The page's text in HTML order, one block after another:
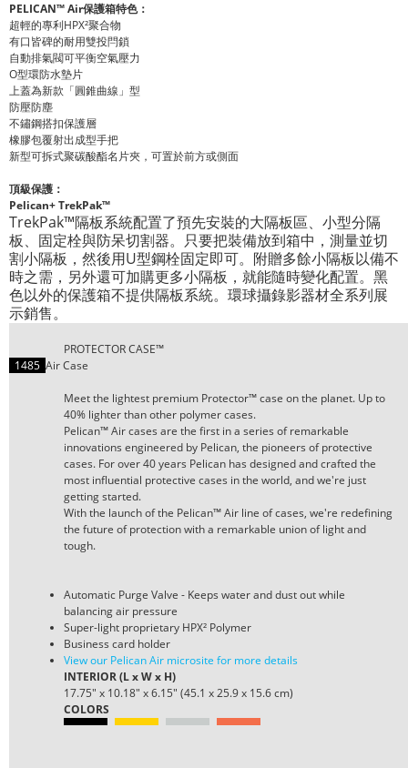
PELICAN™ Air保護箱特色：
超輕的專利 HPX²聚合物
有口皆碑的耐用雙投閂鎖
自動排氣閥可平衡空氣壓力
O型環防水墊片
上蓋為新款「圓錐曲線」型
防壓防塵
不鏽鋼搭扣保護層
橡膠包覆射出成型手把
新型可拆式聚碳酸酯名片夾，可置於前方或側面
頂級保護：
Pelican+ TrekPak™
TrekPak™隔板系統配置了預先安裝的大隔板區、小型分隔
板、固定栓與防呆切割器。只要把裝備放到箱中，測量並切
割小隔板，然後用 U型鋼栓固定即可。附贈多餘小隔板以備不
時之需，另外還可加購更多小隔板，就能隨時變化配置。黑
色以外的保護箱不提供隔板系統。環球攝錄影器材全系列展
示銷售。
PROTECTOR CASE™
1485 Air Case
Meet the lightest premium Protector™ case on the planet. Up to
40% lighter than other polymer cases.
Pelican™ Air cases are the first in a series of remarkable
innovations engineered by Pelican, the pioneers of protective
cases. For over 40 years Pelican has designed and crafted the
most influential protective cases in the world, and we're just
getting started.
With the launch of the Pelican™ Air line of cases, we're redefining
the future of protection with a remarkable union of light and
tough.
Automatic Purge Valve - Keeps water and dust out while
balancing air pressure
Super-light proprietary HPX² Polymer
Business card holder
View our Pelican Air microsite for more details
INTERIOR (L x W x H)
17.75" x 10.18" x 6.15" (45.1 x 25.9 x 15.6 cm)
COLORS